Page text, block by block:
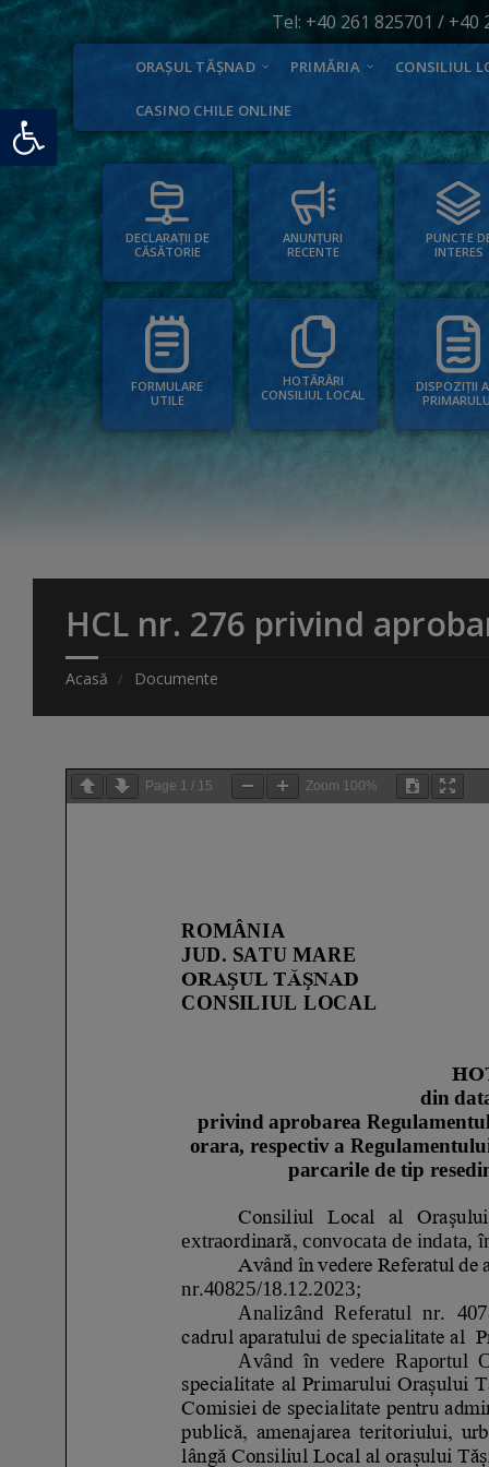
Deschide bara de unelte
Tel: +40 261 825701 / +40
ORAȘUL TĂȘNAD PRIMĂRIA CONSILIUL
CASINO CHILE ONLINE
DECLARAȚII DE
CĂSĂTORIE
ANUNȚURI
RECENTE
PUNCTE
INTERES
FORMULARE
UTILE
HOTĂRÂRI
CONSILIUL LOCAL
DISPOZIȚII
HCL nr. 276 privind
Acasă Documente
Page 1 / 15 Zoom 100%